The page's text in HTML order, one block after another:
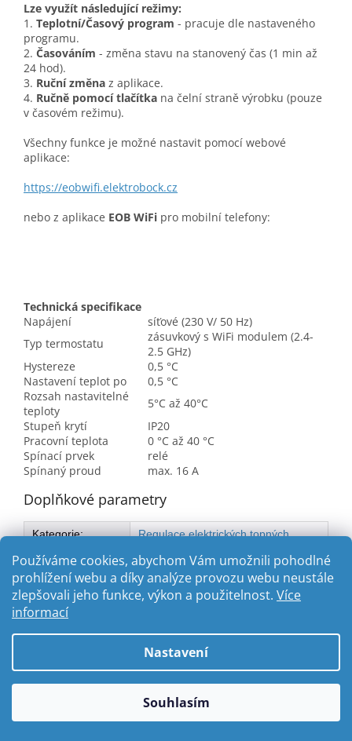
Používáme cookies, abychom Vám umožnili pohodlné
prohlížení webu a díky analýze provozu webu neustále
zlepšovali jeho funkce, výkon a použitelnost. Více
informací
Nastavení
Souhlasím
Lze využít následující režimy:
1. Teplotní/Časový program - pracuje dle nastaveného
programu.
2. Časováním - změna stavu na stanovený čas (1 min až
24 hod).
3. Ruční změna z aplikace.
4. Ručně pomocí tlačítka na čelní straně výrobku (pouze
v časovém režimu).
Všechny funkce je možné nastavit pomocí webové
aplikace:
https://eobwifi.elektrobock.cz
nebo z aplikace EOB WiFi pro mobilní telefony:
Technická specifikace
Napájení
síťové (230 V/ 50 Hz)
Typ termostatu
zásuvkový s WiFi modulem (2.4-
2.5 GHz)
Hystereze
0,5 °C
Nastavení teplot po
0,5 °C
Rozsah nastavitelné
teploty
5°C až 40°C
Stupeň krytí
IP20
Pracovní teplota
0 °C až 40 °C
Spínací prvek
relé
Spínaný proud
max. 16 A
Doplňkové parametry
Kategorie:
Regulace elektrických topných